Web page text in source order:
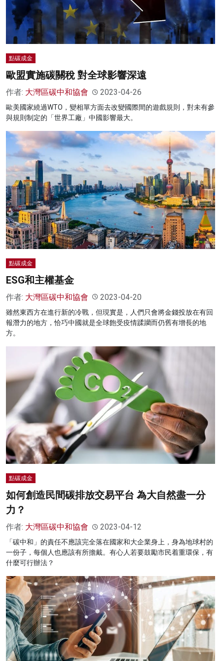
點碳成金
歐盟實施碳關稅 對全球影響深遠
作者: 大灣區碳中和協會 2023-04-26
歐美國家繞過WTO，變相單方面去改變國際間的遊戲規則，對未有參
與規則制定的「世界工廠」中國影響最大。
點碳成金
ESG和主權基金
作者: 大灣區碳中和協會 2023-04-20
雖然東西方在進行新的冷戰，但現實是，人們只會將金錢投放在有回
報潛力的地方，恰巧中國就是全球飽受疫情蹂躪而仍舊有增長的地
方。
點碳成金
如何創造民間碳排放交易平台 為大自然盡一分
力？
作者: 大灣區碳中和協會 2023-04-12
「碳中和」的責任不應該完全落在國家和大企業身上，身為地球村的
一份子，每個人也應該有所擔戴。有心人若要鼓勵市民着重環保，有
什麼可行辦法？